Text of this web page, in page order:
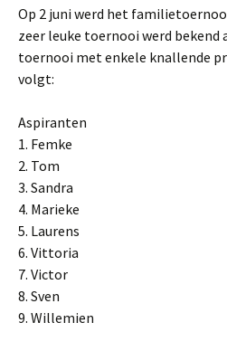
Op 2 juni werd het
zeer leuke toernooi werd bekend
toernooi met enkele knallende
volgt:
Aspiranten
1. Femke
2. Tom
3. Sandra
4. Marieke
5. Laurens
6. Vittoria
7. Victor
8. Sven
9. Willemien